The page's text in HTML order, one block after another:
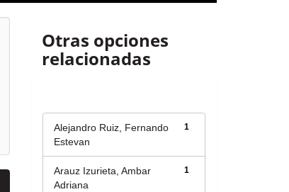
Otras opciones
relacionadas
1
Alejandro Ruiz, Fernando
Estevan
1
Arauz Izurieta, Ambar
Adriana